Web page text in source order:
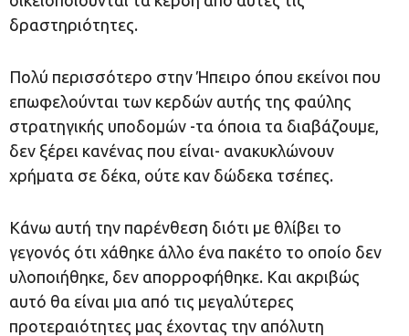
δραστηριότητες.
Πολύ περισσότερο στην Ήπειρο όπου εκείνοι που
επωφελούνται των κερδών αυτής της φαύλης
στρατηγικής υποδομών -τα όποια τα διαβάζουμε,
δεν ξέρει κανένας που είναι- ανακυκλώνουν
χρήματα σε δέκα, ούτε καν δώδεκα τσέπες.
Κάνω αυτή την παρένθεση διότι με θλίβει το
γεγονός ότι χάθηκε άλλο ένα πακέτο το οποίο δεν
υλοποιήθηκε, δεν απορροφήθηκε. Και ακριβώς
αυτό θα είναι μια από τις μεγαλύτερες
προτεραιότητες μας έχοντας την απόλυτη